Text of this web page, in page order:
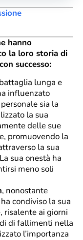
hanno
la loro storia di
successo:
lunga e
influenzato
sia la
la sua
delle sue
promuovendo la
la sua
sua onestà ha
meno soli
, nonostante
condiviso la sua
risalente ai giorni
di fallimenti nella
l’importanza